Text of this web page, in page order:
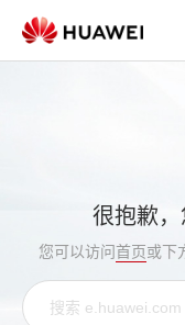
很抱歉
您可以访问首页或下